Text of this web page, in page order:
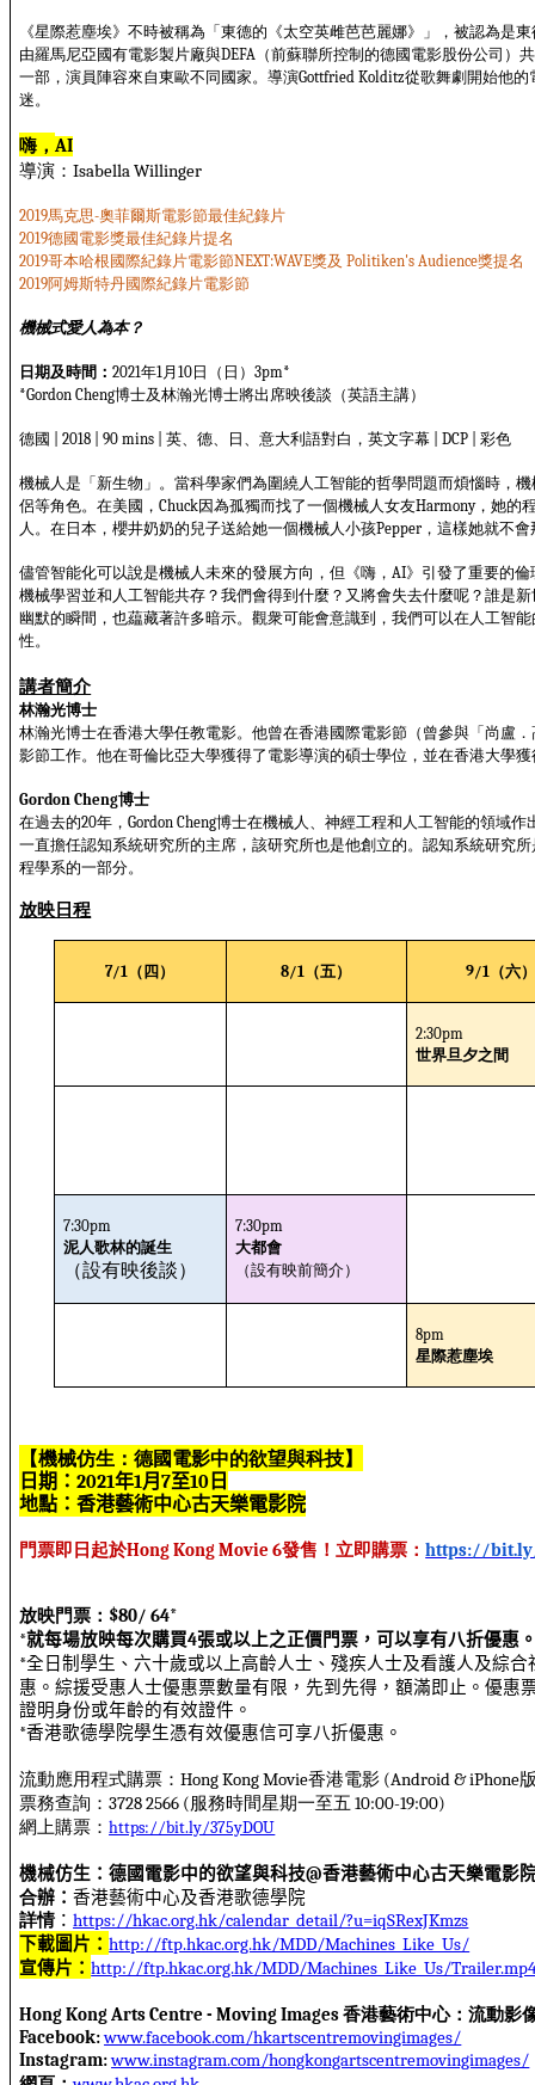
《星際惹塵埃》不時被稱為「東德的《太空英雌芭芭麗娜》」，被認為是
由羅馬尼亞國有電影製片廠與DEFA （前蘇聯所控制的德國電影股份公司）
一部，演員陣容來自東歐不同國家。導演Gottfried Kolditz從歌舞劇開始他
迷。
嗨，AI
導演：Isabella Willinger
2019馬克思-奧菲爾斯電影節最佳紀錄片
2019德國電影獎最佳紀錄片提名
2019哥本哈根國際紀錄片電影節NEXT:WAVE獎及 Politiken's Audience獎提名
2019阿姆斯特丹國際紀錄片電影節
機械式愛人為本？
日期及時間：2021年1月10日（日）3pm*
*Gordon Cheng博士及林瀚光博士將出席映後談（英語主講）
德國 | 2018 | 90 mins |英、德、日、意大利語對白，英文字幕 | DCP |彩色
機械人是「新生物」。當科學家們為圍繞人工智能的哲學問題而煩惱時，
侶等角色。在美國，Chuck因為孤獨而找了一個機械人女友Harmony，她的
人。在日本，櫻井奶奶的兒子送給她一個機械人小孩Pepper ，這樣她就不
儘管智能化可以說是機械人未來的發展方向，但《嗨，AI》引發了重要的
機械學習並和人工智能共存？我們會得到什麼？又將會失去什麼呢？誰是
幽默的瞬間，也藴藏著許多暗示。觀衆可能會意識到，我們可以在人工智
性。
講者簡介
林瀚光博士
林瀚光博士在香港大學任教電影。他曾在香港國際電影節（曾參與「尚盧
影節工作。他在哥倫比亞大學獲得了電影導演的碩士學位，並在香港大學
Gordon Cheng博士
在過去的20年，Gordon Cheng博士在機械人、神經工程和人工智能的領域作
一直擔任認知系統研究所的主席，該研究所也是他創立的。認知系統研究
程學系的一部分。
放映日程
7/1 （四） 8/1 （五） 9/1（六）
2:30pm
世界旦夕之間
7:30pm
泥人歌林的誕生
（設有映後談）
7:30pm
大都會
（設有映前簡介）
8pm
星際惹塵埃
【機械仿生：德國電影中的欲望與科技】
日期：2021年1月7至10日
地點：香港藝術中心古天樂電影院
門票即日起於Hong Kong Movie 6發售！立即購票：https://bit.ly/
放映門票： $80/ 64*
*就每場放映每次購買4張或以上之正價門票，可以享有八折優惠
*全日制學生、六十歲或以上高齡人士、殘疾人士及看護人及綜
惠。綜援受惠人士優惠票數量有限，先到先得，額滿即止。優惠
證明身份或年齡的有效證件。
*香港歌德學院學生憑有效優惠信可享八折優惠。
流動應用程式購票：Hong Kong Movie香港電影 (Android & iPhone
票務查詢：3728 2566 (服務時間星期一至五 10:00-19:00)
網上購票：https://bit.ly/375yDOU
機械仿生：德國電影中的欲望與科技@香港藝術中心古天樂電影
合辦：香港藝術中心及香港歌德學院
詳情 ：https://hkac.org.hk/calendar_detail/?u=iqSRexJKmzs
下載圖片：http://ftp.hkac.org.hk/MDD/Machines_Like_Us/
宣傳片：http://ftp.hkac.org.hk/MDD/Machines_Like_Us/
Hong Kong Arts Centre - Moving Images香港藝術中心：流動影
Facebook:www.facebook.com/hkartscentremovingimages/
Instagram:www.instagram.com/hongkongartscentremovingimages/